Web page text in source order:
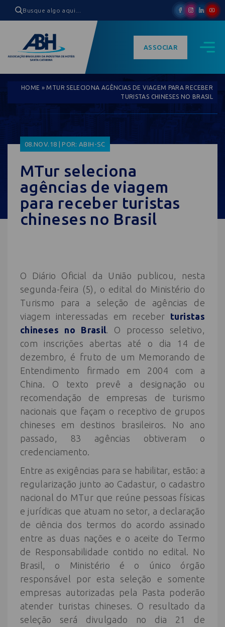
ASSOCIAR
HOME »MTUR SELECIONA AGÊNCIAS DE VIAGEM PARA RECEBER
TURISTAS CHINESES NO BRASIL
08.NOV.18 | POR: ABIH-SC
MTur seleciona
agências de viagem
para receber turistas
chineses no Brasil
O Diário Oficial da União publicou, nesta
segunda-feira (5), o edital do Ministério do
Turismo para a seleção de agências de
viagem interessadas em receber turistas
chineses no Brasil. O processo seletivo,
com inscrições abertas até o dia 14 de
dezembro, é fruto de um Memorando de
Entendimento firmado em 2004 com a
China. O texto prevê a designação ou
recomendação de empresas de turismo
nacionais que façam o receptivo de grupos
chineses em destinos brasileiros. No ano
passado, 83 agências obtiveram o
credenciamento.
Entre as exigências para se habilitar, estão: a
regularização junto ao Cadastur, o cadastro
nacional do MTur que reúne pessoas físicas
e jurídicas que atuam no setor, a declaração
de ciência dos termos do acordo assinado
entre as duas nações e o aceite do Termo
de Responsabilidade contido no edital. No
Brasil, o Ministério é o único órgão
responsável por esta seleção e somente
empresas autorizadas pela Pasta poderão
atender turistas chineses. O resultado da
seleção será divulgado no dia 21 de